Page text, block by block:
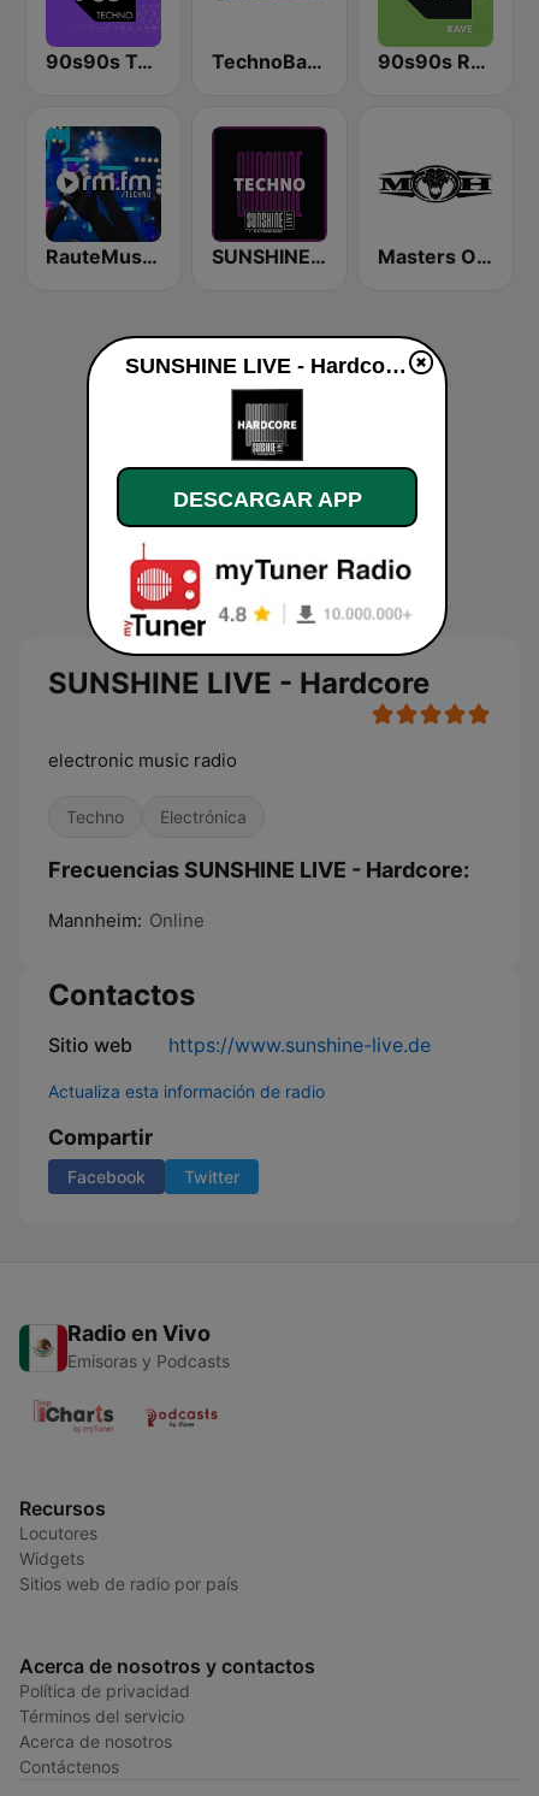
90s90s Techno TechnoBase.FM 90s90s Rave
RauteMusik - TECHNO SUNSHINE LIVE - Techno Masters Of Hardcore
SUNSHINE LIVE - Hardcore
electronic music radio
Techno Electrónica
Frecuencias SUNSHINE LIVE - Hardcore:
Mannheim: Online
Contactos
Sitio web https://www.sunshine-live.de
Actualiza esta información de radio
Compartir
Facebook Twitter
Radio en Vivo
Emisoras y Podcasts
Recursos
Locutores
Widgets
Sitios web de radio por país
Acerca de nosotros y contactos
Política de privacidad
Términos del servicio
Acerca de nosotros
Contáctenos
SUNSHINE LIVE - Hardcore en vivo
DESCARGAR APP